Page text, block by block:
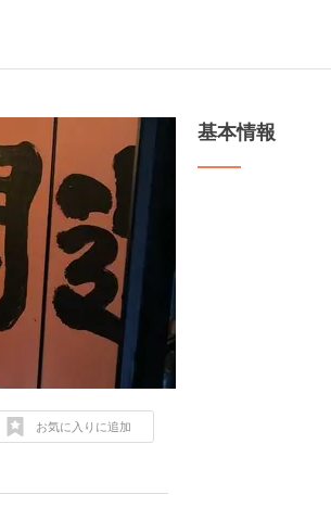
お気に入りに追加
基本情報